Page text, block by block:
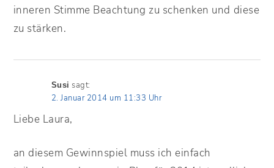
inneren Stimme Beachtung zu schenken und diese
zu stärken.
Susi sagt:
2. Januar 2014 um 11:33 Uhr
Liebe Laura,
an diesem Gewinnspiel muss ich einfach